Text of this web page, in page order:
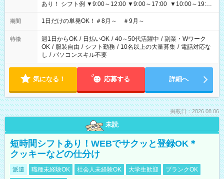
あり！ シフト例 ▼9:00～12:00 ▼9:00～17:00 ▼10:00～19:00
▼18:00～21:00
期間 1日だけの単発OK！＃8月～ ＃9月～
特徴 週1日からOK / 日払いOK / 40～50代活躍中 / 副業・Wワーク
OK / 服装自由 / シフト勤務 / 10名以上の大量募集 / 電話対応な
し / パソコンスキル不要
気になる！ 応募する 詳細へ
掲載日：2026.08.06
未読
短時間シフトあり！WEBでサクッと登録OK＊
クッキーなどの仕分け
派遣 職種未経験OK 社会人未経験OK 大学生歓迎
ブランクOK